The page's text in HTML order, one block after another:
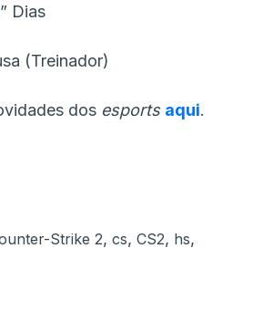
” Dias
(Treinador)
dos esports aqui.
Strike 2, cs, CS2, hs,